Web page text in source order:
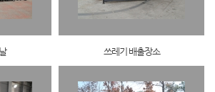
쓰레기 배출장소